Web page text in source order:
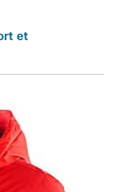
et